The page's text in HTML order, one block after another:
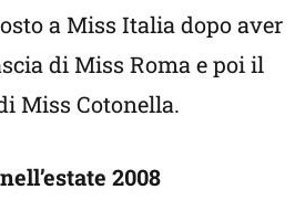
a Miss Italia dopo aver
di Miss Roma e poi il
Miss Cotonella.
2008